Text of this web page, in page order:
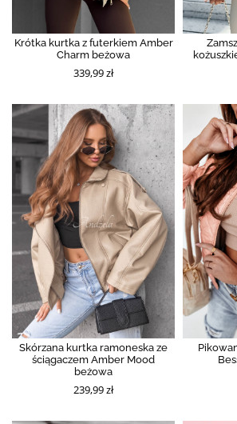
Krótka kurtka z futerkiem Amber
Charm beżowa
339,99 zł
Skórzana kurtka ramoneska ze
ściągaczem Amber Mood
beżowa
239,99 zł